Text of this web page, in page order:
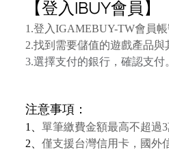
【登入IBUY會員】
1.登入IGAMEBUY-TW會員帳
2.找到需要儲值的遊戲產品與
3.選擇支付的銀行，確認支付
注意事項：
1、單筆繳費金額最高不超過
2、僅支援台灣信用卡，國外